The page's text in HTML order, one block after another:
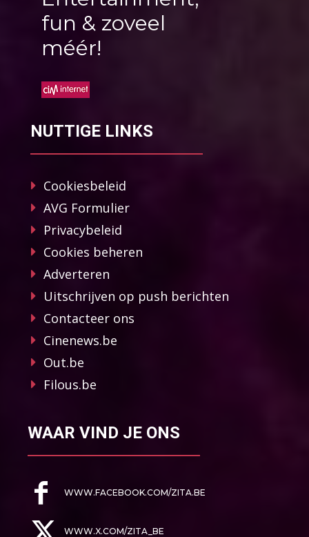
fun & zoveel
méér!
NUTTIGE LINKS
Cookiesbeleid
AVG Formulier
Privacybeleid
Cookies beheren
Adverteren
Uitschrijven op push berichten
Contacteer ons
Cinenews.be
Out.be
Filous.be
WAAR VIND JE ONS
WWW.FACEBOOK.COM/ZITA.BE
WWW.X.COM/ZITA_BE